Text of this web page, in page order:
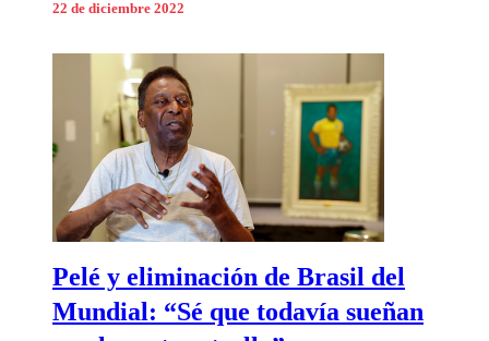
22 de diciembre 2022
Pelé y eliminación de Brasil del
Mundial: “Sé que todavía sueñan